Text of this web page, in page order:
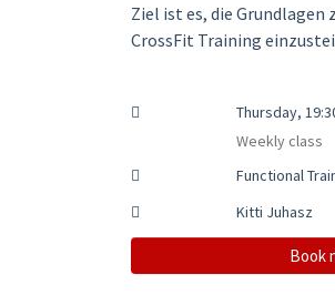
Ziel ist es, die
CrossFit Training
Thursday,
Weekly class
Functional
Kitti Juhasz
Book